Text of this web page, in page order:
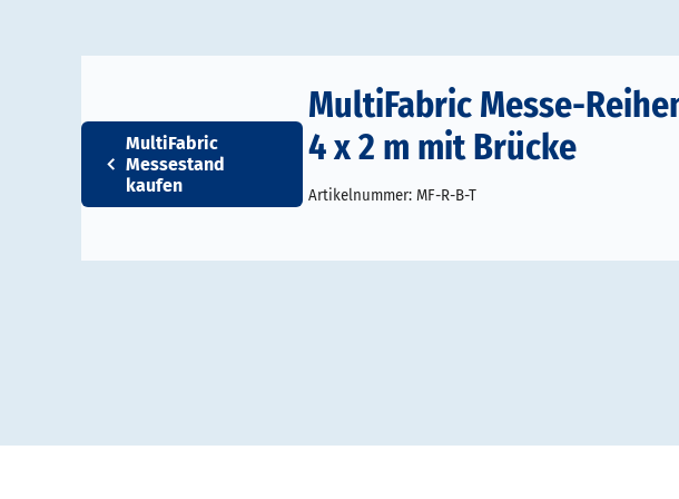
MultiFabric
Messestand
kaufen
MultiFabric Messe-
4 x 2 m mit Brücke
Artikelnummer:MF-R-B-T